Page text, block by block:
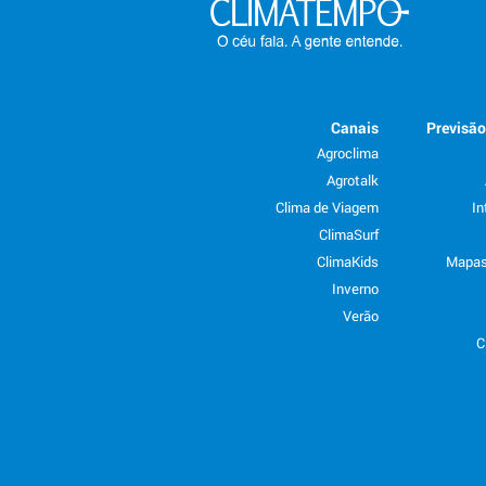
Canais
Agroclima
Agrotalk
Clima de Viagem
ClimaSurf
ClimaKids
Inverno
Verão